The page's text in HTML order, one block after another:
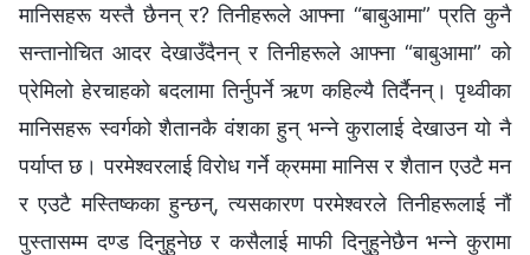
मानिसहरू यस्तै छैनन् र? तिनीहरूले आफ्‍ना “बाबुआमा” प्रति कुनै
सन्तानोचित आदर देखाउँदैनन् र तिनीहरूले आफ्‍ना “बाबुआमा” को
प्रेमिलो हेरचाहको बदलामा तिर्नुपर्ने ऋण कहिल्यै तिर्दैनन्। पृथ्वीका
मानिसहरू स्वर्गको शैतानकै वंशका हुन् भन्‍ने कुरालाई देखाउन यो नै
पर्याप्त छ। परमेश्‍वरलाई विरोध गर्ने क्रममा मानिस र शैतान एउटै मन
र एउटै मस्तिष्कका हुन्छन्, त्यसकारण परमेश्‍वरले तिनीहरूलाई नौं
पुस्तासम्‍म दण्ड दिनुहुनेछ र कसैलाई माफी दिनुहुनेछैन भन्‍ने कुरामा